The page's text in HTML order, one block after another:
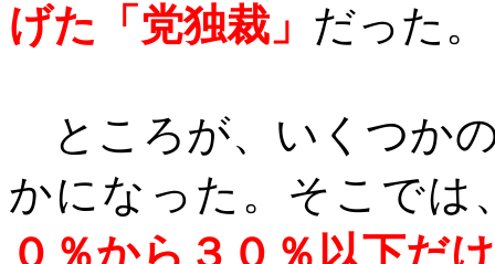
げた「党独裁」 だった。
ところが、いくつか
かになった。そこでは
０％から３０％以下だけ